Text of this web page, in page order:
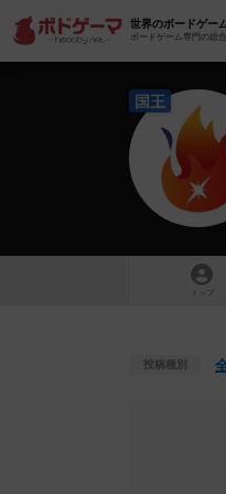
世界のボードゲー
ボードゲーム専門の総
国王
トップ
投稿種別